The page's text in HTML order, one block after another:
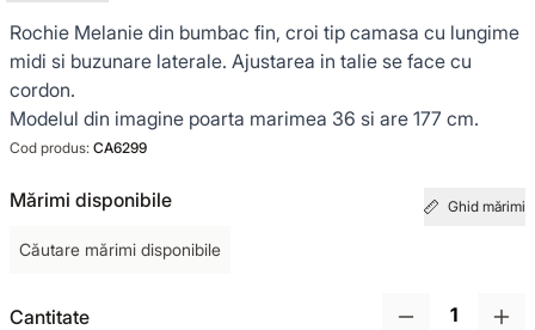
Rochie Melanie din bumbac fin, croi tip camasa cu lungime
midi si buzunare laterale. Ajustarea in talie se face cu
cordon.
Modelul din imagine poarta marimea 36 si are 177 cm.
Cod produs: CA6299
Mărimi disponibile Ghid mărimi
Căutare mărimi disponibile
Cantitate
GARDEROBA DE VACANȚĂ
TOTUL DE LA -50%